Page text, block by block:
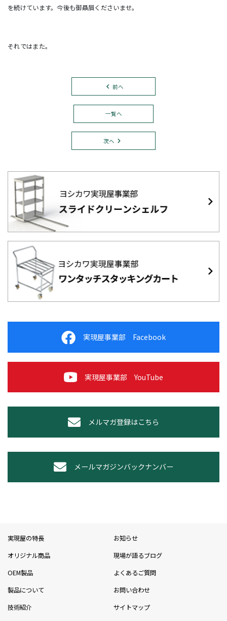
を続けています。今後も御贔屓くださいませ。
それではまた。
前へ
一覧へ
次へ
実現屋事業部 Facebook
実現屋事業部 YouTube
メルマガ登録はこちら
メールマガジンバックナンバー
実現屋の特長
オリジナル商品
OEM製品
製品について
技術紹介
お知らせ
現場が語るブログ
よくあるご質問
お問い合わせ
サイトマップ